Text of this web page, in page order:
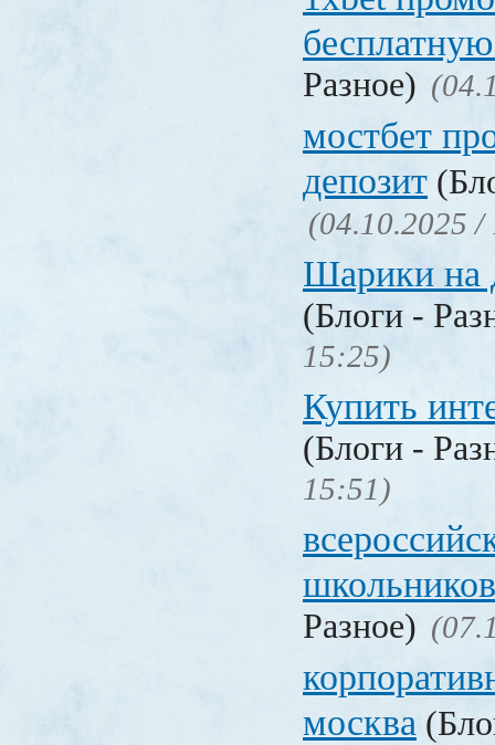
Разное)
мостбет
депозит
(04.10.2025 /
Шарики на
(Блоги -
15:25)
Купить
(Блоги -
15:51)
Разное)
москва